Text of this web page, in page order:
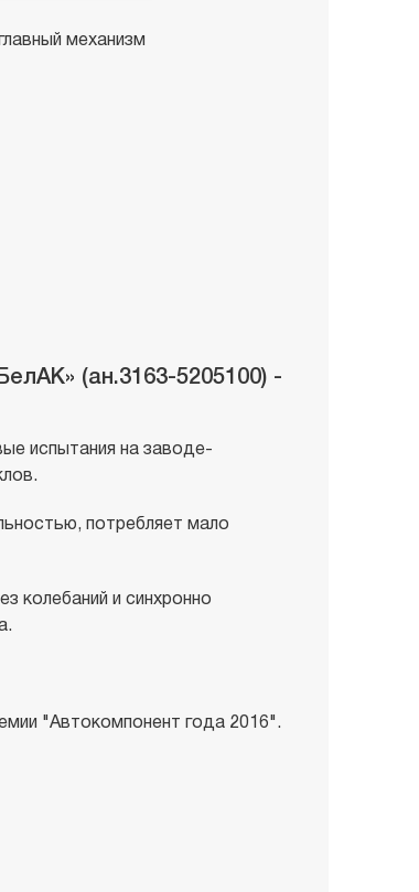
механизм
(ан.3163-5205100) -
испытания на заводе-
потребляет мало
колебаний и синхронно
"Автокомпонент года 2016".